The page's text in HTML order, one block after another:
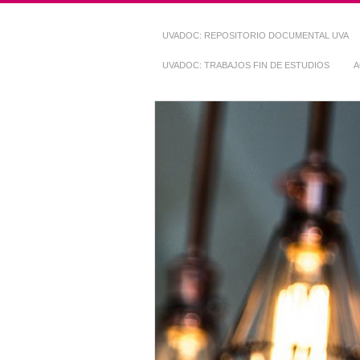
UVADOC: REPOSITORIO DOCUMENTAL UVA
UVADOC: TRABAJOS FIN DE ESTUDIOS
Repositorio
~ UVaDOC